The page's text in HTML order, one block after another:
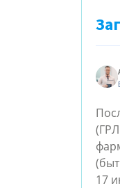
17